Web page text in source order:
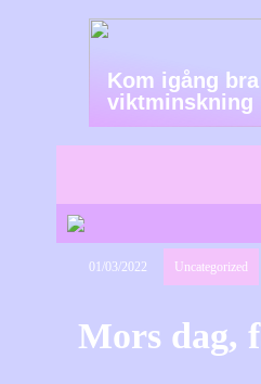
Kom igång bra
viktminskning
01/03/2022 Uncategorized
Mors dag,